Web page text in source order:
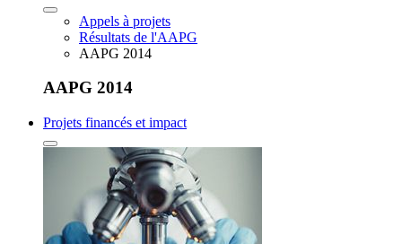
Appels à projets
Résultats de l'AAPG
AAPG 2014
AAPG 2014
Projets financés et impact